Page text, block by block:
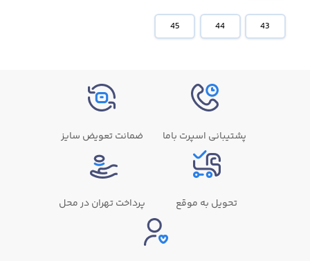
43
44
45
پشتیبانی اسپرت باما ضمانت تعویض سایز
تحویل به موقع پرداخت تهران در محل